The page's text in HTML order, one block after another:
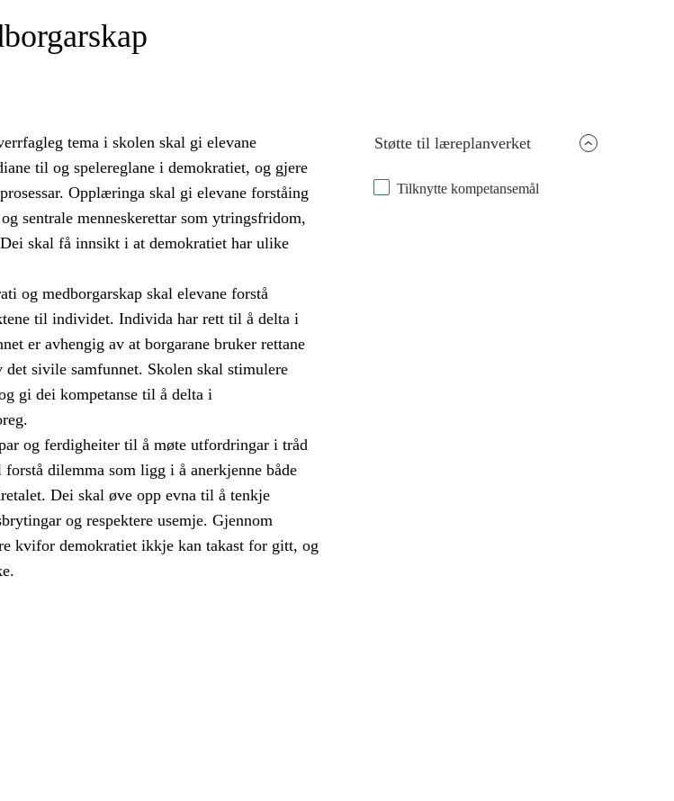
Støtte til læreplanverket
Tilknytte kompetansemål
tema i skolen skal gi elevane
til og spelereglane i demokratiet, og gjere
Opplæringa skal gi elevane forståing
sentrale menneskerettar som ytringsfridom,
skal få innsikt i at demokratiet har ulike
og medborgarskap skal elevane forstå
til individet. Individa har rett til å delta i
er avhengig av at borgarane bruker rettane
sivile samfunnet. Skolen skal stimulere
gi dei kompetanse til å delta i
og ferdigheiter til å møte utfordringar i tråd
dilemma som ligg i å anerkjenne både
Dei skal øve opp evna til å tenkje
og respektere usemje. Gjennom
kvifor demokratiet ikkje kan takast for gitt, og